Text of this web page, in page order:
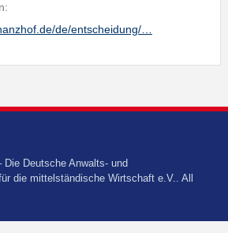
de/entscheidung/…
Deutsche Anwalts- und
die mittelständische Wirtschaft e.V.. All